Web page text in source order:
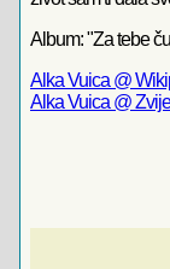
Album: "Za tebe
Alka Vuica @
Alka Vuica @